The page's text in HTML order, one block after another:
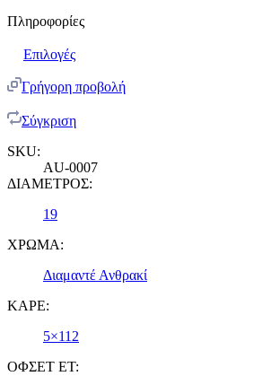
Πληροφορίες
Επιλογές
Γρήγορη προβολή
Σύγκριση
SKU:
AU-0007
ΔΙΑΜΕΤΡΟΣ:
19
ΧΡΩΜΑ:
Διαμαντέ Ανθρακί
ΚΑΡΕ:
5×112
ΟΦΣΕΤ ET: